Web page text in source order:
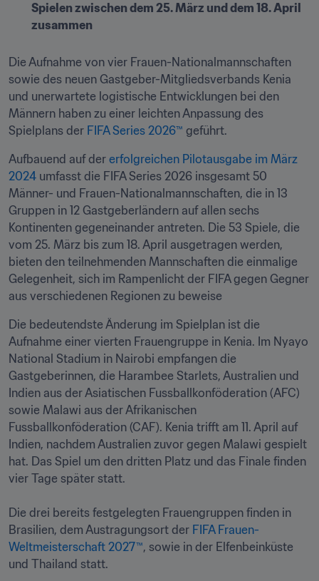
Spielen zwischen dem 25. März und dem 18. April
zusammen
Die Aufnahme von vier Frauen-Nationalmannschaften
sowie des neuen Gastgeber-Mitgliedsverbands Kenia
und unerwartete logistische Entwicklungen bei den
Männern haben zu einer leichten Anpassung des
Spielplans der FIFA Series 2026™ geführt.
Aufbauend auf der erfolgreichen Pilotausgabe im März
2024 umfasst die FIFA Series 2026 insgesamt 50
Männer- und Frauen-Nationalmannschaften, die in 13
Gruppen in 12 Gastgeberländern auf allen sechs
Kontinenten gegeneinander antreten. Die 53 Spiele, die
vom 25. März bis zum 18. April ausgetragen werden,
bieten den teilnehmenden Mannschaften die einmalige
Gelegenheit, sich im Rampenlicht der FIFA gegen Gegner
aus verschiedenen Regionen zu beweise
Die bedeutendste Änderung im Spielplan ist die
Aufnahme einer vierten Frauengruppe in Kenia. Im Nyayo
National Stadium in Nairobi empfangen die
Gastgeberinnen, die Harambee Starlets, Australien und
Indien aus der Asiatischen Fussballkonföderation (AFC)
sowie Malawi aus der Afrikanischen
Fussballkonföderation (CAF). Kenia trifft am 11. April auf
Indien, nachdem Australien zuvor gegen Malawi gespielt
hat. Das Spiel um den dritten Platz und das Finale finden
vier Tage später statt.
Die drei bereits festgelegten Frauengruppen finden in
Brasilien, dem Austragungsort der FIFA Frauen-
Weltmeisterschaft 2027™, sowie in der Elfenbeinküste
und Thailand statt.